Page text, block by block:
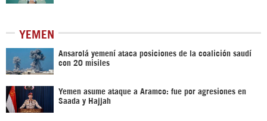
YEMEN
Ansarolá yemení ataca posiciones de la coalición saudí
con 20 misiles
Yemen asume ataque a Aramco: fue por agresiones en
Saada y Hajjah